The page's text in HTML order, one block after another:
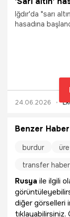
Iğdır'da "sarı
hasadına
24.06.2026
Benzer
burdur
transfer
Rusya ile ilgili
diğer görselleri
tıklayabilirsiniz.